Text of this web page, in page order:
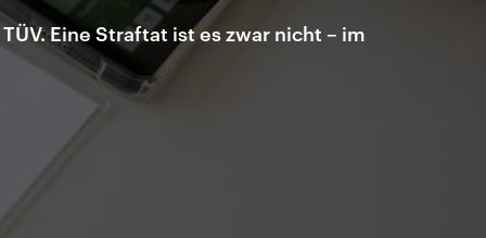
Eine Straftat ist es zwar nicht – im